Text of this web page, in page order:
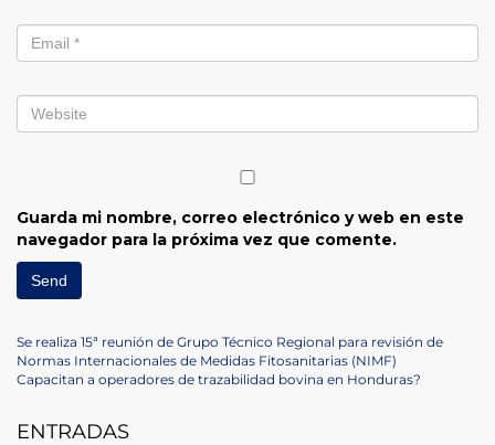
Guarda mi nombre, correo electrónico y web en este
navegador para la próxima vez que comente.
Navegación
de
entradas
Previous
Post
Se realiza 15ª reunión de Grupo Técnico Regional para revisión de
Normas Internacionales de Medidas Fitosanitarias (NIMF)
Next
Capacitan a operadores de trazabilidad bovina en Honduras?
ENTRADAS